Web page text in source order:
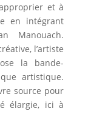
et à
en intégrant
Manouach.
l’artiste
la bande-
artistique.
source pour
élargie, ici à